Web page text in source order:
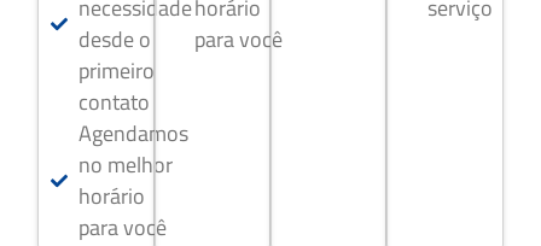
necessidade
desde o
primeiro
contato
Agendamos
no melhor
horário
para você
horário
para você
serviço